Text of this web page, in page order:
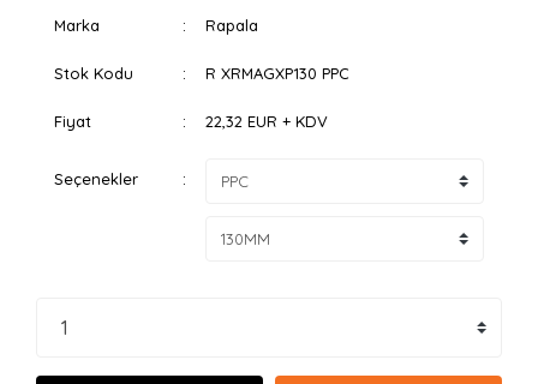
Marka Rapala
Stok Kodu R XRMAGXP130 PPC
Fiyat 22,32 EUR + KDV
Seçenekler